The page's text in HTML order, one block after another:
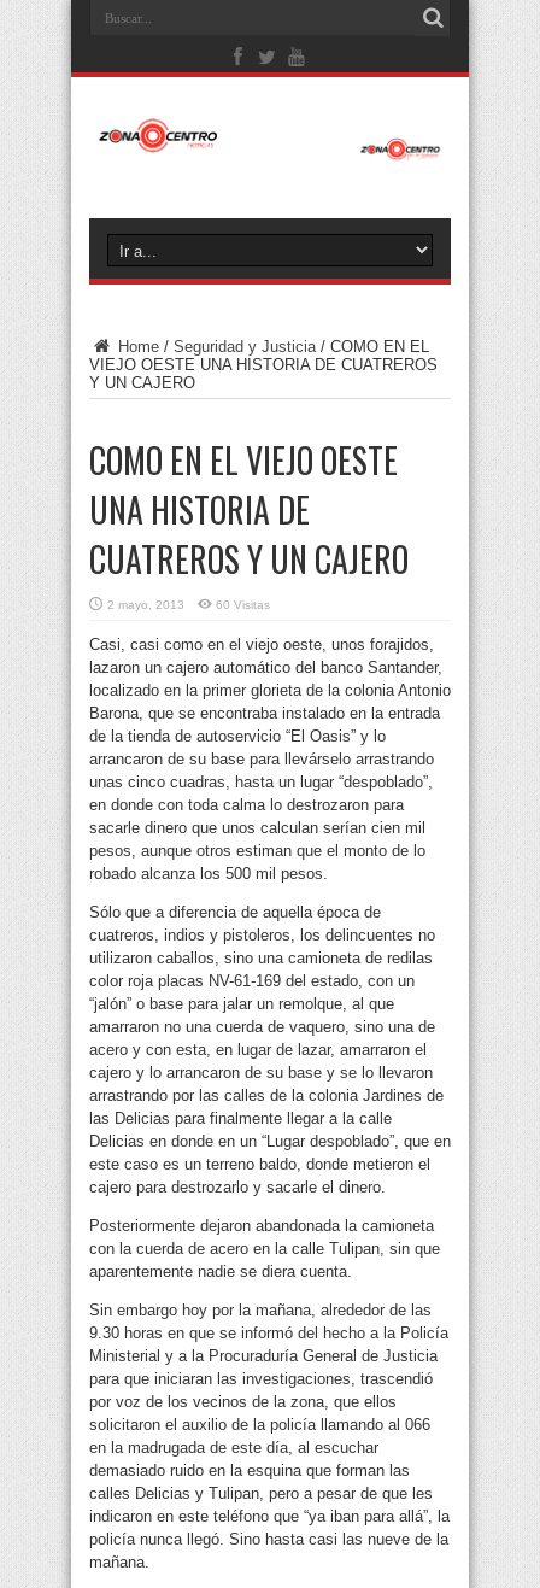
Home / Seguridad y Justicia / COMO EN EL
VIEJO OESTE UNA HISTORIA DE CUATREROS
Y UN CAJERO
COMO EN EL VIEJO OESTE
UNA HISTORIA DE
CUATREROS Y UN CAJERO
2 mayo, 2013 60 Visitas
Casi, casi como en el viejo oeste, unos forajidos,
lazaron un cajero automático del banco Santander,
localizado en la primer glorieta de la colonia Antonio
Barona, que se encontraba instalado en la entrada
de la tienda de autoservicio “El Oasis” y lo
arrancaron de su base para llevárselo arrastrando
unas cinco cuadras, hasta un lugar “despoblado”,
en donde con toda calma lo destrozaron para
sacarle dinero que unos calculan serían cien mil
pesos, aunque otros estiman que el monto de lo
robado alcanza los 500 mil pesos.
Sólo que a diferencia de aquella época de
cuatreros, indios y pistoleros, los delincuentes no
utilizaron caballos, sino una camioneta de redilas
color roja placas NV-61-169 del estado, con un
“jalón” o base para jalar un remolque, al que
amarraron no una cuerda de vaquero, sino una de
acero y con esta, en lugar de lazar, amarraron el
cajero y lo arrancaron de su base y se lo llevaron
arrastrando por las calles de la colonia Jardines de
las Delicias para finalmente llegar a la calle
Delicias en donde en un “Lugar despoblado”, que en
este caso es un terreno baldo, donde metieron el
cajero para destrozarlo y sacarle el dinero.
Posteriormente dejaron abandonada la camioneta
con la cuerda de acero en la calle Tulipan, sin que
aparentemente nadie se diera cuenta.
Sin embargo hoy por la mañana, alrededor de las
9.30 horas en que se informó del hecho a la Policía
Ministerial y a la Procuraduría General de Justicia
para que iniciaran las investigaciones, trascendió
por voz de los vecinos de la zona, que ellos
solicitaron el auxilio de la policía llamando al 066
en la madrugada de este día, al escuchar
demasiado ruido en la esquina que forman las
calles Delicias y Tulipan, pero a pesar de que les
indicaron en este teléfono que “ya iban para allá”, la
policía nunca llegó. Sino hasta casi las nueve de la
mañana.